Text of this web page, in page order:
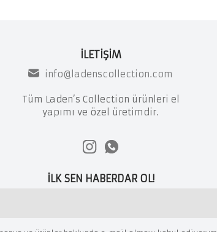
İLETİŞİM
info@ladenscollection.com
Tüm Laden’s Collection ürünleri el
yapımı ve özel üretimdir.
İLK SEN HABERDAR OL!